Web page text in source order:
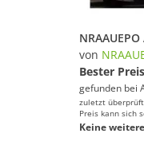
von
Bester Preis
gefunden bei
zuletzt
Preis kann sich
Keine